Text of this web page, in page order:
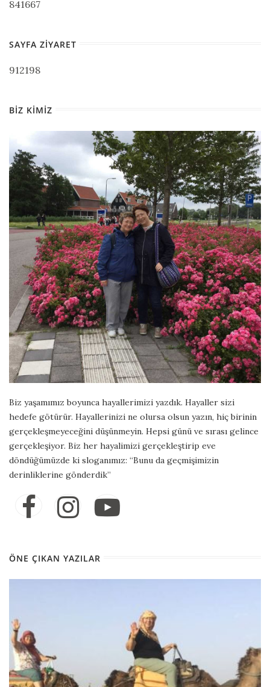
841667
SAYFA ZIYARET
912198
BIZ KIMIZ
Biz yaşamımız boyunca hayallerimizi yazdık. Hayaller sizi
hedefe götürür. Hayallerinizi ne olursa olsun yazın, hiç birinin
gerçekleşmeyeceğini düşünmeyin. Hepsi günü ve sırası gelince
gerçekleşiyor. Biz her hayalimizi gerçekleştirip eve
döndüğümüzde ki sloganımız: “Bunu da geçmişimizin
derinliklerine gönderdik”
ÖNE ÇIKAN YAZILAR